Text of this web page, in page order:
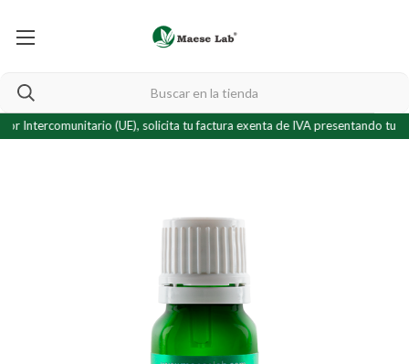
(UE), solicita tu factura exenta de IVA presentando tu